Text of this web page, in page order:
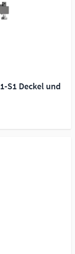
S1 Deckel und